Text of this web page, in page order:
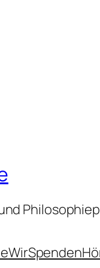
WirSpenden